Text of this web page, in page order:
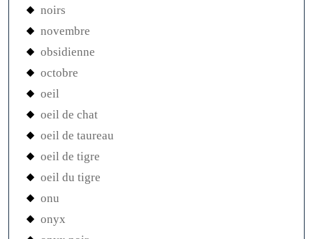
noirs
novembre
obsidienne
octobre
oeil
oeil de chat
oeil de taureau
oeil de tigre
oeil du tigre
onu
onyx